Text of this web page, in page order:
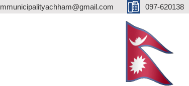
mmunicipalityachham@gmail.com 097-620138